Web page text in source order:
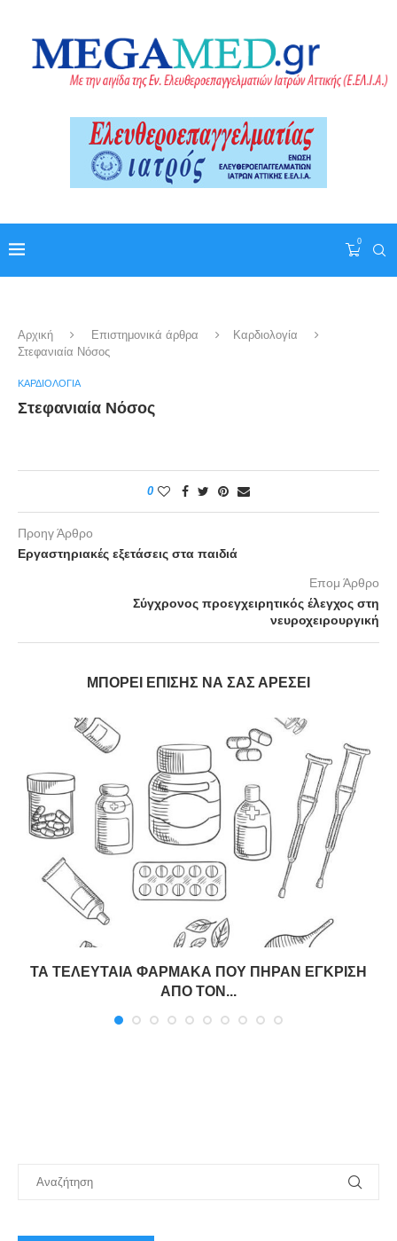
0
Αρχική Επιστημονικά άρθρα
Καρδιολογία
Στεφανιαία Νόσος
ΚΑΡΔΙΟΛΟΓΊΑ
Στεφανιαία Νόσος
0
Προηγ Άρθρο
Εργαστηριακές εξετάσεις στα παιδιά
Επομ Άρθρο
Σύγχρονος προεγχειρητικός έλεγχος στη
νευροχειρουργική
ΜΠΟΡΕΊ ΕΠΊΣΗΣ ΝΑ ΣΑΣ ΑΡΈΣΕΙ
ΤΑ ΤΕΛΕΥΤΑΙΑ ΦΑΡΜΑΚΑ ΠΟΥ ΠΗΡΑΝ ΕΓΚΡΙΣΗ
ΑΠΟ ΤΟΝ...